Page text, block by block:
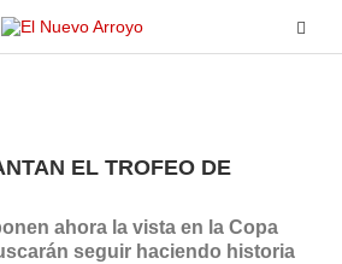
EL TROFEO DE
ahora la vista en la Copa
seguir haciendo historia